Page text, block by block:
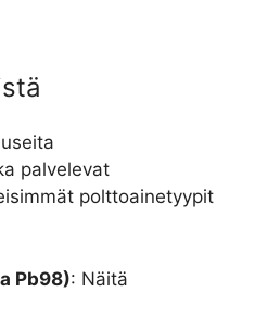
palvelevat
polttoainetyypit
Pb98): Näitä